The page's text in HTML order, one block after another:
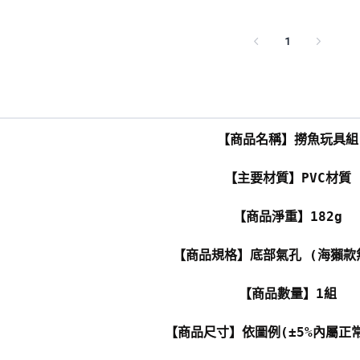
1
【商品名稱】撈魚玩具組
【主要材質】PVC材質
【商品淨重】182g
【商品規格】底部氣孔 (海獺
【商品數量】1組
【商品尺寸】依圖例(±5%內屬正